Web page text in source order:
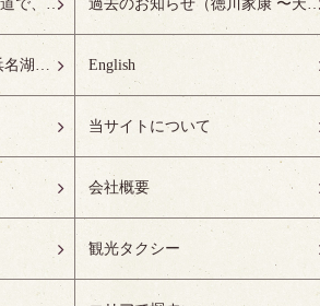
徳川家康 〜天竜浜名湖鉄道で、徳川ゆかりの地へ！〜 過去のお知らせ（徳川家康 〜天竜浜名湖鉄道で、
女城主 井伊直虎 〜天竜浜名湖鉄道で、井の国へ！〜 English
当サイトについて
会社概要
観光タクシー